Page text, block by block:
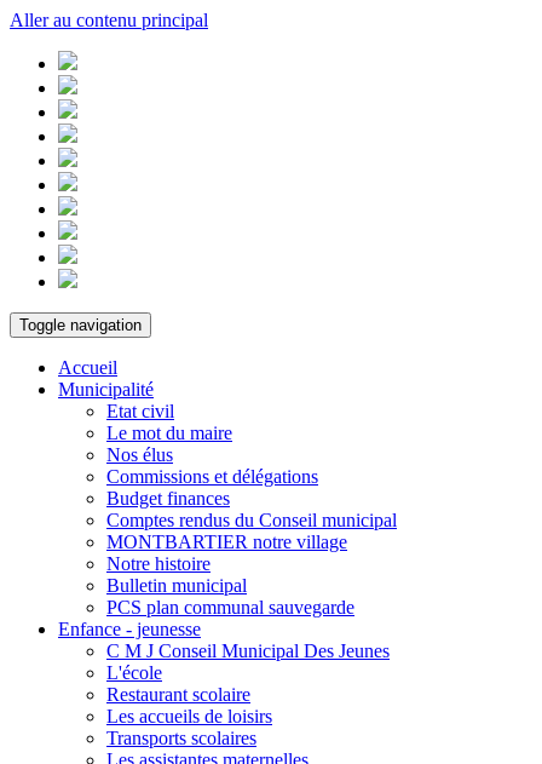
Aller au contenu principal
Toggle navigation
Accueil
Municipalité
Etat civil
Le mot du maire
Nos élus
Commissions et délégations
Budget finances
Comptes rendus du Conseil municipal
MONTBARTIER notre village
Notre histoire
Bulletin municipal
PCS plan communal sauvegarde
Enfance - jeunesse
C M J Conseil Municipal Des Jeunes
L'école
Restaurant scolaire
Les accueils de loisirs
Transports scolaires
Les assistantes maternelles